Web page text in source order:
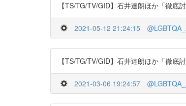
【TS/TG/TV/GID】石井達朗ほか「徹
2021-05-12 21:24:15
【TS/TG/TV/GID】石井達朗ほか「徹
2021-03-06 19:24:57